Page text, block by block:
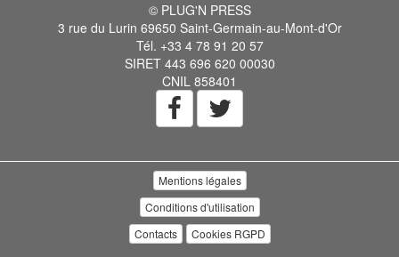
© PLUG'N PRESS
3 rue du Lurin 69650 Saint-Germain-au-Mont-d'Or
Tél. +33 4 78 91 20 57
SIRET 443 696 620 00030
CNIL 858401
Mentions légales
Conditions d'utilisation
Contacts
Cookies RGPD